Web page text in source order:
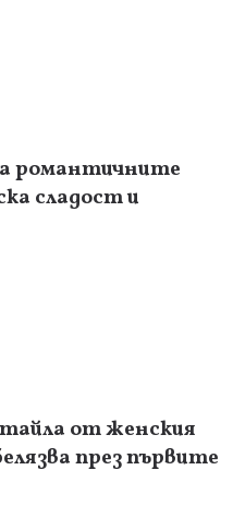
романтичните
сладост и
от женския
през първите